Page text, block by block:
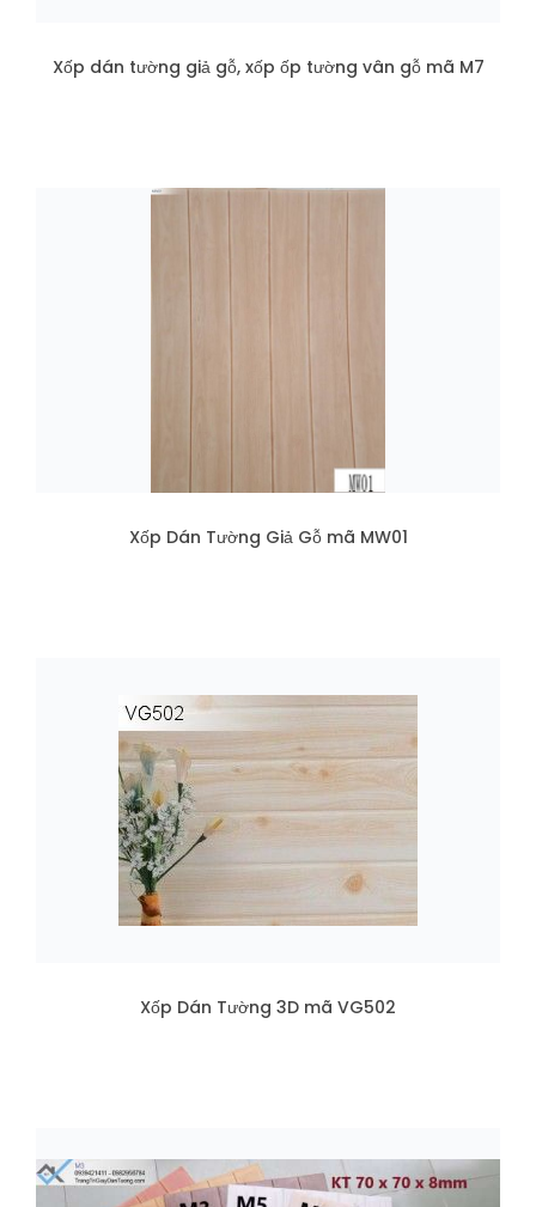
Xốp dán tường giả gỗ, xốp ốp tường vân gỗ mã M7
Xốp Dán Tường Giả Gỗ mã MW01
Xốp Dán Tường 3D mã VG502